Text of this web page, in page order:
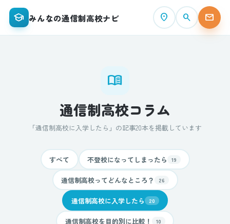
school みんなの通信制高校ナビ place search mail
menu_book
通信制高校コラム
「通信制高校に入学したら」の記事20本を掲載しています
すべて 不登校になってしまったら 19
通信制高校ってどんなところ？ 26
通信制高校に入学したら 20
通信制高校を目的別に比較！ 10